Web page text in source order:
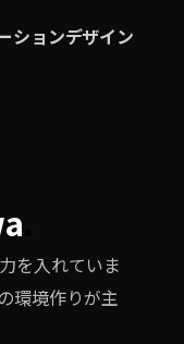
ションデザイン
を入れていま
環境作りが主